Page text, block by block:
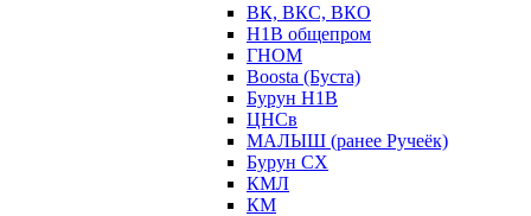
ВК, ВКС, ВКО
Н1В общепром
ГНОМ
Boosta (Буста)
Бурун Н1В
ЦНСв
МАЛЫШ (ранее Ручеёк)
Бурун СХ
КМЛ
КМ